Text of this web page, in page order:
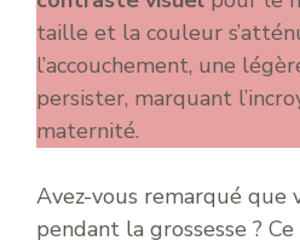
taille et la couleur
l’accouchement, une
persister, marquant
maternité.
Avez-vous remarqué que
pendant la grossesse ?